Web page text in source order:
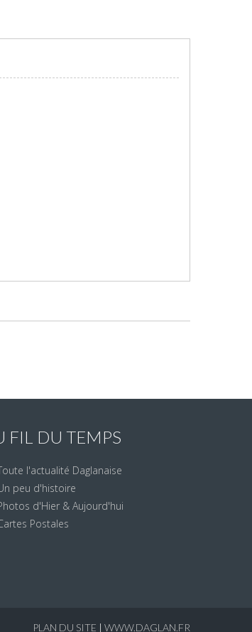
FIL DU TEMPS
l'actualité Daglanaise
peu d'histoire
d'Hier & Aujourd'hui
Postales
PLAN DU SITE | WWW.DAGLAN.FR